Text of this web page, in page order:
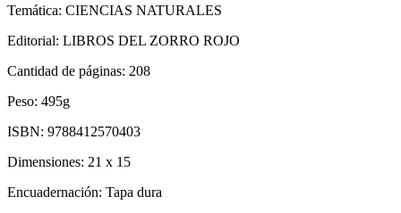
Temática: CIENCIAS NATURALES
Editorial: LIBROS DEL ZORRO ROJO
Cantidad de páginas: 208
Peso: 495g
ISBN: 9788412570403
Dimensiones: 21 x 15
Encuadernación: Tapa dura